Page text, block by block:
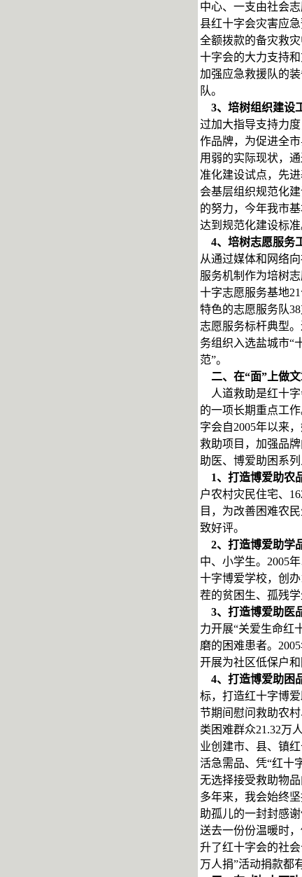
中心、一支由社会
县红十字会灾害应
全额拨款的备灾救
十字会的大力支持
加强应急救援队的
队。
3、培树组织建设
过加大指导支持力
作品牌，为促进全
用弱的实际现状，
准化建设试点，先
会基层组织规范化
的努力，今年我市
达到规范化建设标准
4、培树志愿服务
从通过媒体和网络
服务机制作为培树
十字志愿服务基地
特色的志愿服务队
志愿服务标杆典型
务组织入选盐城市“
范”。
二、在“面”上做文
人道救助是红十字
的一项长期重点工
字会自2005年以来
救助项目，加强品
助医、博爱助困系
1、打造博爱助农
户农村灾民住宅、
目，为改善困难农
致好评。
2、打造博爱助学
中、小学生。2005
十字博爱学校，创
茬的贫困生、孤残
3、打造博爱助医
力开展“关爱生命红
磨的困难患者。
开展为社区低保户
4、打造博爱助困
标，打造红十字博
节期间慰问救助农
类困难群众21.32万
业创建市、县、镇
活急需品、凭“红十
无选择接受救助物品
多年来，我会始终
助孤儿的一封封感
送去一份份温暖时
升了红十字会的社
万人捐”活动捐款都